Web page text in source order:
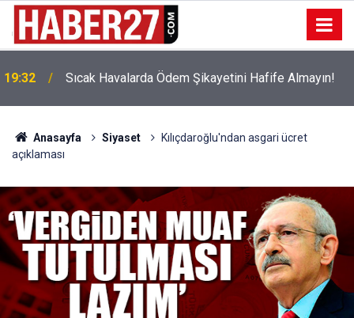
19:32 Sıcak Havalarda Ödem Şikayetini Hafife Almayın!
Anasayfa Siyaset
Kılıçdaroğlu'ndan asgari ücret
açıklaması